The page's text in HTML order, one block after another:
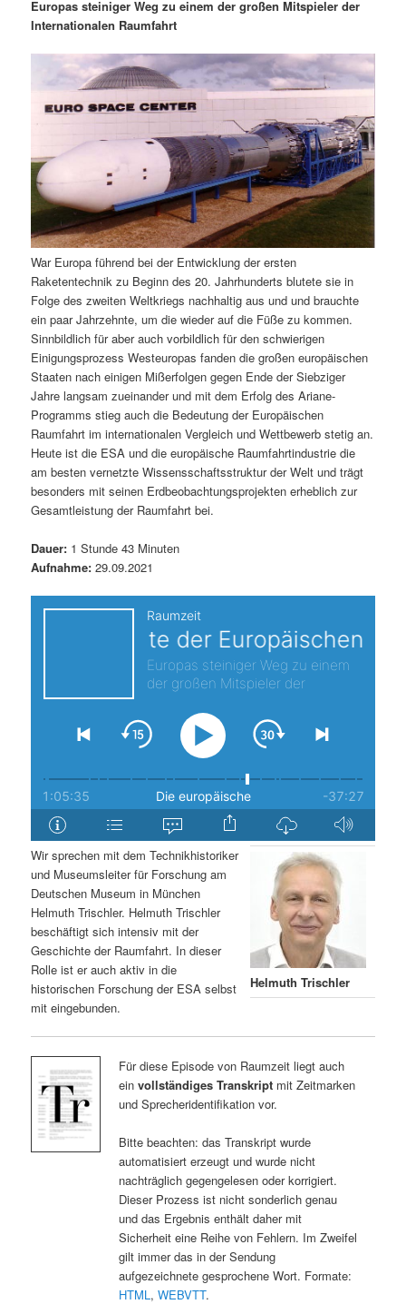
e
n
I
n
h
a
l
t
s
p
r
i
n
ä
r
e
n
I
n
h
a
l
t
s
p
g
n
n
a
o
n
Europas steiniger Weg zu einem der großen Mitspieler der
Internationalen Raumfahrt
War Europa führend bei der Entwicklung der ersten
Raketentechnik zu Beginn des 20. Jahrhunderts blutete sie in
Folge des zweiten Weltkriegs nachhaltig aus und und brauchte
ein paar Jahrzehnte, um die wieder auf die Füße zu kommen.
Sinnbildlich für aber auch vorbildlich für den schwierigen
Einigungsprozess Westeuropas fanden die großen europäischen
Staaten nach einigen Mißerfolgen gegen Ende der Siebziger
Jahre langsam zueinander und mit dem Erfolg des Ariane-
Programms stieg auch die Bedeutung der Europäischen
Raumfahrt im internationalen Vergleich und Wettbewerb stetig an.
Heute ist die ESA und die europäische Raumfahrtindustrie die
am besten vernetzte Wissensschaftsstruktur der Welt und trägt
besonders mit seinen Erdbeobachtungsprojekten erheblich zur
Gesamtleistung der Raumfahrt bei.
Dauer: 1 Stunde 43 Minuten
Aufnahme: 29.09.2021
Helmuth Trischler
Wir sprechen mit dem Technikhistoriker
und Museumsleiter für Forschung am
Deutschen Museum in München
Helmuth Trischler. Helmuth Trischler
beschäftigt sich intensiv mit der
Geschichte der Raumfahrt. In dieser
Rolle ist er auch aktiv in die
historischen Forschung der ESA selbst
mit eingebunden.
Für diese Episode von Raumzeit liegt auch
ein vollständiges Transkriptmit Zeitmarken
und Sprecheridentifikation vor.
Bitte beachten: das Transkript wurde
automatisiert erzeugt und wurde nicht
nachträglich gegengelesen oder korrigiert.
Dieser Prozess ist nicht sonderlich genau
und das Ergebnis enthält daher mit
Sicherheit eine Reihe von Fehlern. Im Zweifel
gilt immer das in der Sendung
aufgezeichnete gesprochene Wort. Formate:
HTML, WEBVTT.